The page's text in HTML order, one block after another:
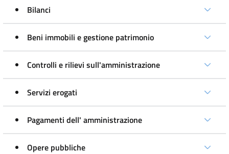
Bilanci
Beni immobili e gestione patrimonio
Controlli e rilievi sull'amministrazione
Servizi erogati
Pagamenti dell' amministrazione
Opere pubbliche